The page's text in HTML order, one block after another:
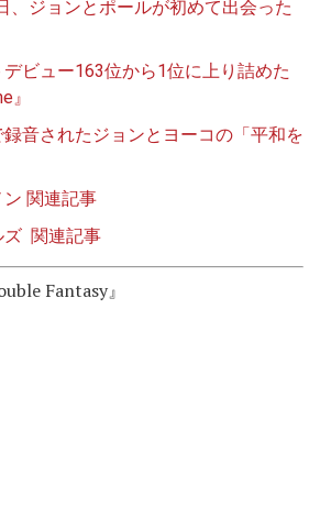
、ジョンとポールが初めて出会った
ビュー163位から1位に上り詰めた
』
録音されたジョンとヨーコの「平和を
関連記事
ズ 関連記事
Fantasy』